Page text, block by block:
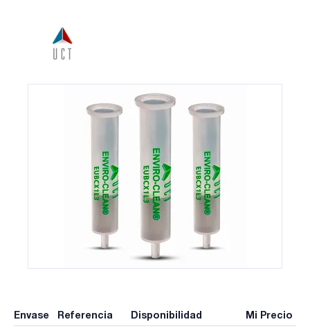
Envase Referencia Disponibilidad Mi Precio